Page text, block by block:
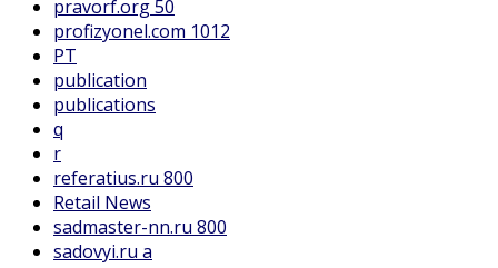
pravorf.org 50
profizyonel.com 1012
PT
publication
publications
q
r
referatius.ru 800
Retail News
sadmaster-nn.ru 800
sadovyi.ru a